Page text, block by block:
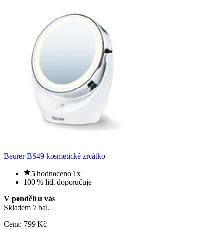
Beurer BS49 kosmetické zrcátko
5 hodnoceno 1x
100 % lidí doporučuje
V pondělí u vás
Skladem 7 bal.
Cena: 799 Kč